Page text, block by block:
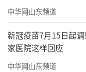
中华网山东频道
新冠疫苗7月15日起
家医院这样回应
中华网山东频道